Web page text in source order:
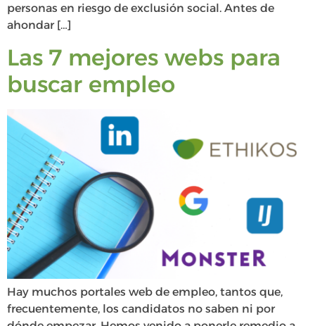
personas en riesgo de exclusión social. Antes de
ahondar […]
Las 7 mejores webs para
buscar empleo
Hay muchos portales web de empleo, tantos que,
frecuentemente, los candidatos no saben ni por